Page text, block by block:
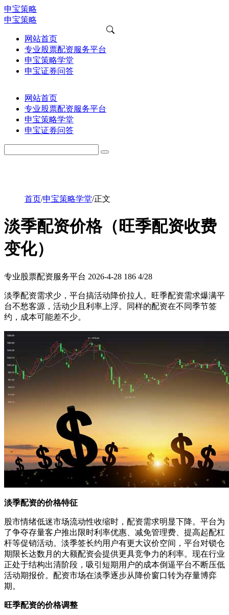
申宝策略
申宝策略
网站首页
专业股票配资服务平台
申宝策略学堂
申宝证券问答
网站首页
专业股票配资服务平台
申宝策略学堂
申宝证券问答
首页/申宝策略学堂/正文
淡季配资价格（旺季配资收费
变化）
专业股票配资服务平台 2026-4-28 186 4/28
淡季配资需求少，平台搞活动降价拉人。旺季配资需求爆满平
台不愁客源，活动少且利率上浮。同样的配资在不同季节签
约，成本可能差不少。
淡季配资的价格特征
股市情绪低迷市场流动性收缩时，配资需求明显下降。平台为
了争夺存量客户推出限时利率优惠、减免管理费、提高起配杠
杆等促销活动。淡季签长约用户有更大议价空间，平台对锁仓
期限长达数月的大额配资会提供更具竞争力的利率。现在行业
正处于结构出清阶段，吸引短期用户的成本倒逼平台不断压低
活动期报价。配资市场在淡季逐步从降价窗口转为存量博弈
期。
旺季配资的价格调整